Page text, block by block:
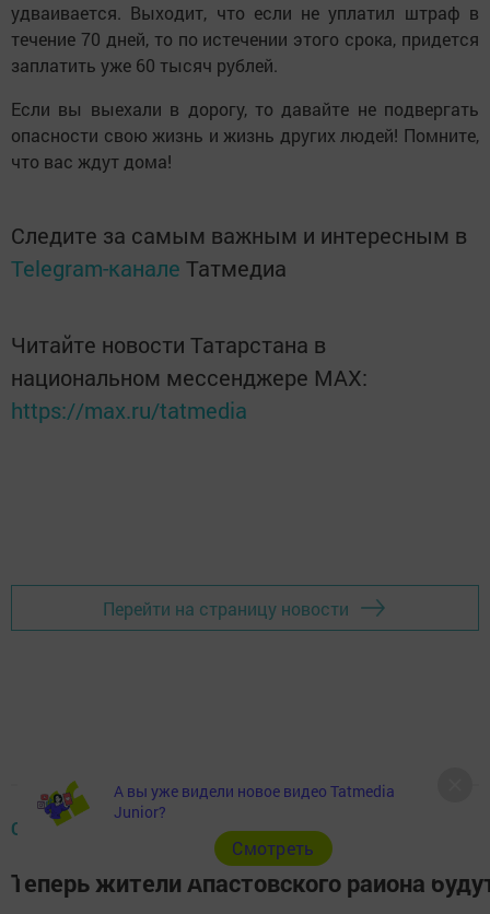
удваивается. Выходит, что если не уплатил штраф в
течение 70 дней, то по истечении этого срока, придется
заплатить уже 60 тысяч рублей.
Если вы выехали в дорогу, то давайте не подвергать
опасности свою жизнь и жизнь других людей! Помните,
что вас ждут дома!
Следите за самым важным и интересным в
Telegram-канале Татмедиа
Читайте новости Татарстана в
национальном мессенджере MАХ:
https://max.ru/tatmedia
Перейти на страницу новости
ОБЩЕСТВО
Теперь жители Апастовского района
А вы уже видели новое видео Tatmedia
Junior?
Cмотреть